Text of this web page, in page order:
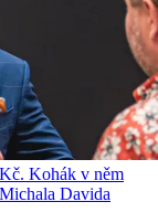
Kohák v něm
Davida